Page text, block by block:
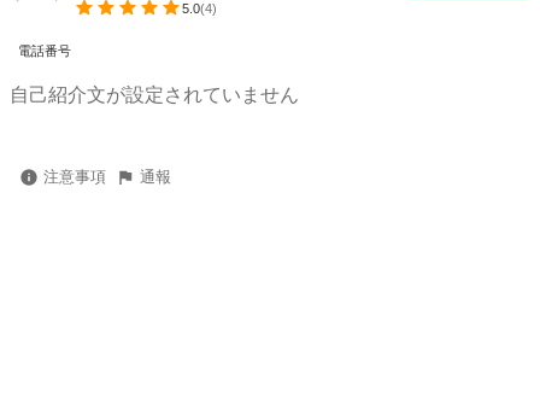
5.0(4)
電話番号
自己紹介文が設定されていません
注意事項 通報